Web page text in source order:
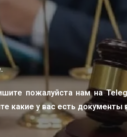
пожалуйста нам на
какие у вас есть документы